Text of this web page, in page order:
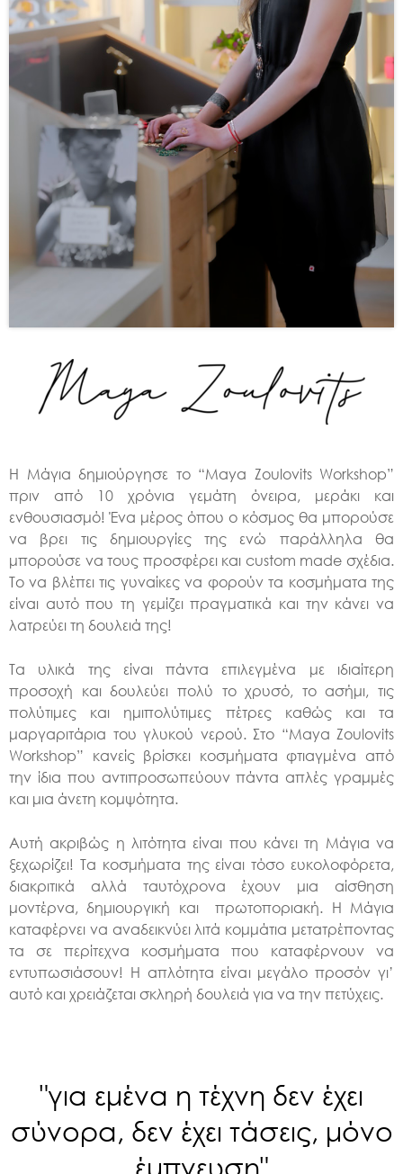
Η Μάγια δημιούργησε το “Maya Zoulovits Workshop”
πριν από 10 χρόνια γεμάτη όνειρα, μεράκι και
ενθουσιασμό! Ένα μέρος όπου ο κόσμος θα μπορούσε
να βρει τις δημιουργίες της ενώ παράλληλα θα
μπορούσε να τους προσφέρει και custom made σχέδια.
Το να βλέπει τις γυναίκες να φορούν τα κοσμήματα της
είναι αυτό που τη γεμίζει πραγματικά και την κάνει να
λατρεύει τη δουλειά της!
Τα υλικά της είναι πάντα επιλεγμένα με ιδιαίτερη
προσοχή και δουλεύει πολύ το χρυσό, το ασήμι, τις
πολύτιμες και ημιπολύτιμες πέτρες καθώς και τα
μαργαριτάρια του γλυκού νερού. Στο “Maya Zoulovits
Workshop” κανείς βρίσκει κοσμήματα φτιαγμένα από
την ίδια που αντιπροσωπεύουν πάντα απλές γραμμές
και μια άνετη κομψότητα.
Αυτή ακριβώς η λιτότητα είναι που κάνει τη Μάγια να
ξεχωρίζει! Τα κοσμήματα της είναι τόσο ευκολοφόρετα,
διακριτικά αλλά ταυτόχρονα έχουν μια αίσθηση
μοντέρνα, δημιουργική και πρωτοποριακή. H Mάγια
καταφέρνει να αναδεικνύει λιτά κομμάτια μετατρέποντας
τα σε περίτεχνα κοσμήματα που καταφέρνουν να
εντυπωσιάσουν! Η απλότητα είναι μεγάλο προσόν γι’
αυτό και χρειάζεται σκληρή δουλειά για να την πετύχεις.
"για εμένα η τέχνη δεν έχει
σύνορα, δεν έχει τάσεις, μόνο
έμπνευση"